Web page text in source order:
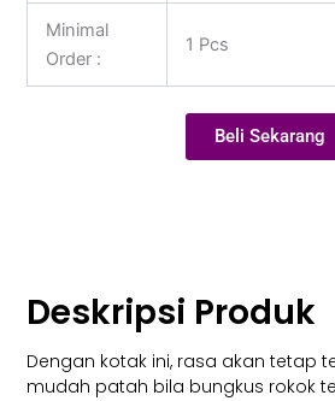
Minimal
Order :
1 Pcs
Beli Sekarang
Deskripsi Produk
Dengan kotak ini, rasa akan tetap
mudah patah bila bungkus rokok